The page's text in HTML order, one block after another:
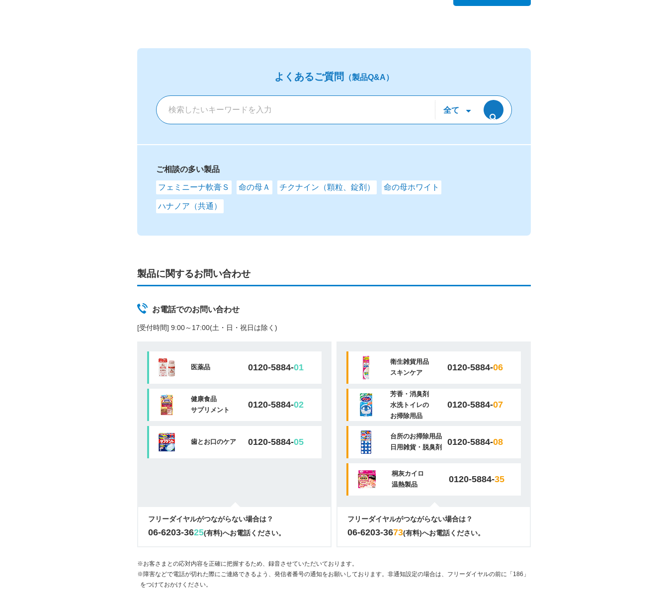
よくあるご質問 （製品Q&A）
ご相談の多い製品
フェミニーナ軟膏Ｓ 命の母Ａ チクナイン（顆粒、錠剤） 命の母ホワイト
ハナノア（共通）
製品に関するお問い合わせ
お電話でのお問い合わせ
[受付時間] 9:00～17:00(土・日・祝日は除く)
医薬品 0120-5884-01
健康食品
サプリメント
0120-5884-02
歯とお口のケア 0120-5884-05
フリーダイヤルがつながらない場合は？
06-6203-3625(有料)へお電話ください。
衛生雑貨用品
スキンケア
0120-5884-06
芳香・消臭剤
水洗トイレの
お掃除用品
0120-5884-07
台所のお掃除用品
日用雑貨・脱臭剤
0120-5884-08
桐灰カイロ
温熱製品
0120-5884-35
フリーダイヤルがつながらない場合は？
06-6203-3673(有料)へお電話ください。
※お客さまとの応対内容を正確に把握するため、録音させていただいております。
※障害などで電話が切れた際にご連絡できるよう、発信者番号の通知をお願いしております。非通知設定の場合は、フリーダイヤルの前に「186」
をつけておかけください。